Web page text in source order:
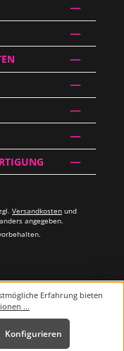
Versandkosten und
angegeben.
Erfahrung bieten
...
Konfigurieren